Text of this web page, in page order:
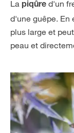
La piqûre d'un
d'une guêpe. En
plus large et
peau et